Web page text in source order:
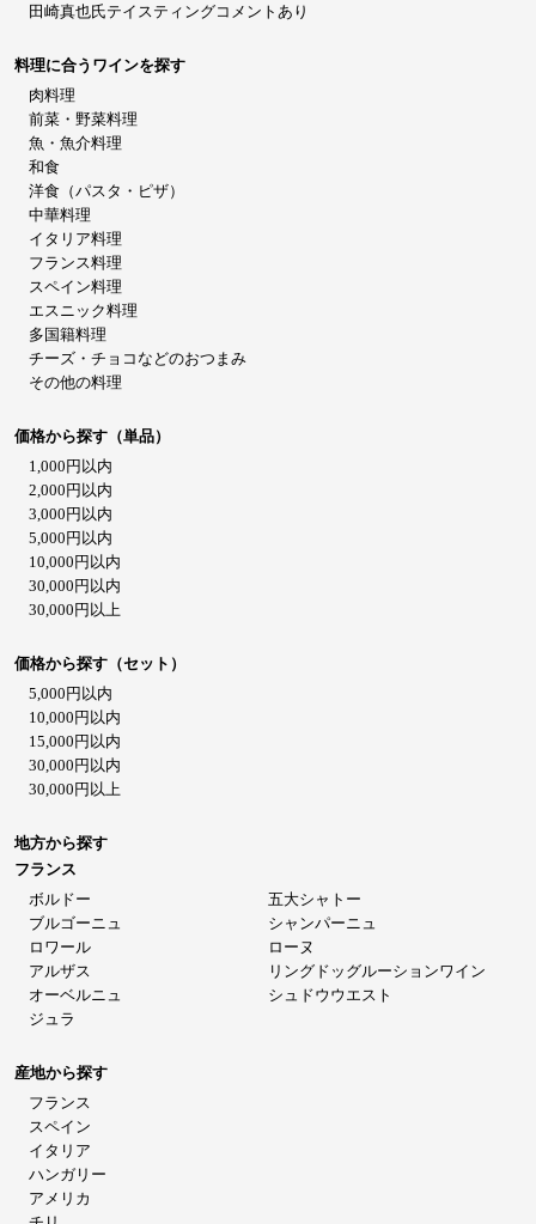
田崎真也氏テイスティングコメントあり
料理に合うワインを探す
肉料理
前菜・野菜料理
魚・魚介料理
和食
洋食（パスタ・ピザ）
中華料理
イタリア料理
フランス料理
スペイン料理
エスニック料理
多国籍料理
チーズ・チョコなどのおつまみ
その他の料理
価格から探す（単品）
1,000円以内
2,000円以内
3,000円以内
5,000円以内
10,000円以内
30,000円以内
30,000円以上
価格から探す（セット）
5,000円以内
10,000円以内
15,000円以内
30,000円以内
30,000円以上
地方から探す
フランス
ボルドー
五大シャトー
ブルゴーニュ
シャンパーニュ
ロワール
ローヌ
アルザス
リングドッグルーションワイン
オーベルニュ
シュドウウエスト
ジュラ
産地から探す
フランス
スペイン
イタリア
ハンガリー
アメリカ